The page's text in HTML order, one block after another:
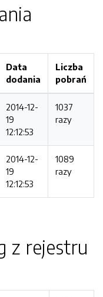
Data
dodania
Liczba
pobrań
2014-12-
19
12:12:53
1037
razy
2014-12-
19
12:12:53
1089
razy
z rejestru